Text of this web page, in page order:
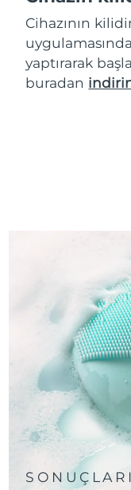
Cihazının
yaptırarak
buradan